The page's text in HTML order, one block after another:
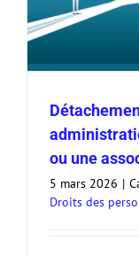
ou une
5 mars 2026 |
Droits des